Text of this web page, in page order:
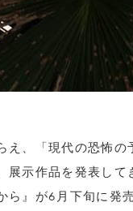
え、「現代の恐怖
展示作品を発表し
』が6月下旬に発売